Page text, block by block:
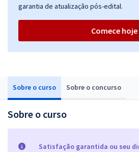
Sobre o curso Sobre o concurso
Sobre o curso
Satisfação garantida ou seu
garantia de atualização pós-edital.
Comece hoje